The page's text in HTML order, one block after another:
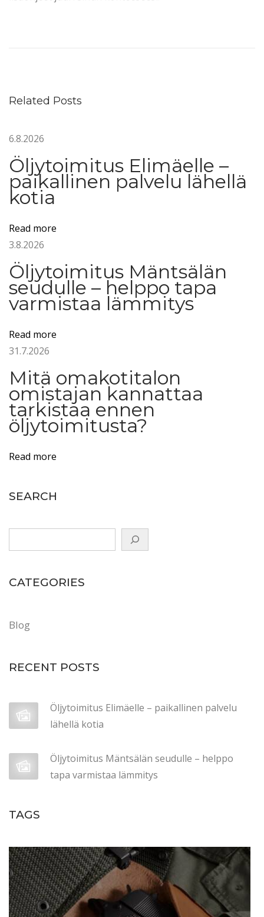
t
e
ä
ä
,
e
t
ä
ö
l
y
s
ä
l
i
k
n
t
a
ä
t
ä
n
n
a
k
a
s
i
Related Posts
6.8.2026
Öljytoimitus Elimäelle –
paikallinen palvelu lähellä
kotia
Read more
3.8.2026
Öljytoimitus Mäntsälän
seudulle – helppo tapa
varmistaa lämmitys
Read more
31.7.2026
Mitä omakotitalon
omistajan kannattaa
tarkistaa ennen
öljytoimitusta?
Read more
SEARCH
CATEGORIES
Blog
RECENT POSTS
Öljytoimitus Elimäelle – paikallinen palvelu
lähellä kotia
Öljytoimitus Mäntsälän seudulle – helppo
tapa varmistaa lämmitys
TAGS